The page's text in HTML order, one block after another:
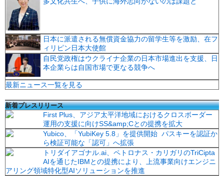
日本に派遣される無償資金協力の留学生等を激励、在フ
ィリピン日本大使館
自民党政権はウクライナ企業の日本市場進出を支援、日
本企業らは自国市場で更なる競争へ
最新ニュース一覧を見る
新着プレスリリース
First Plus、アジア太平洋地域におけるクロスボーダー
運用の支援に向けSS&amp;Cとの提携を拡大
Yubico、「YubiKey 5.8」を提供開始 パスキーを認証か
ら検証可能な「認可」へ拡張
トリダイアゴナル.ai、ペトロナス・カリガリのTriCipta
AIを通じたIBMとの提携により、上流事業向けエンジニ
アリング領域特化型AIソリューションを推進